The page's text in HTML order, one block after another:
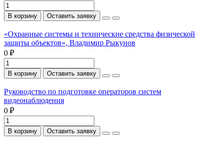
В корзину Оставить заявку
«Охранные системы и технические средства физической
защиты объектов», Владимир Рыкунов
0 ₽
В корзину Оставить заявку
Руководство по подготовке операторов систем
видеонаблюдения
0 ₽
В корзину Оставить заявку